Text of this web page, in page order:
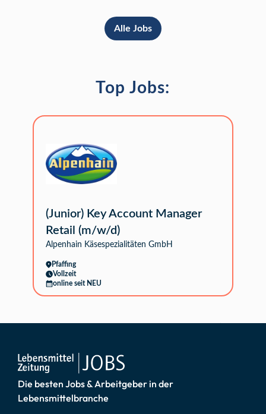
Alle Jobs
Top Jobs:
(Junior) Key Account Manager
Retail (m/w/d)
Alpenhain Käsespezialitäten GmbH
Pfaffing
Vollzeit
online seit NEU
Die besten Jobs & Arbeitgeber in der
Lebensmittelbranche